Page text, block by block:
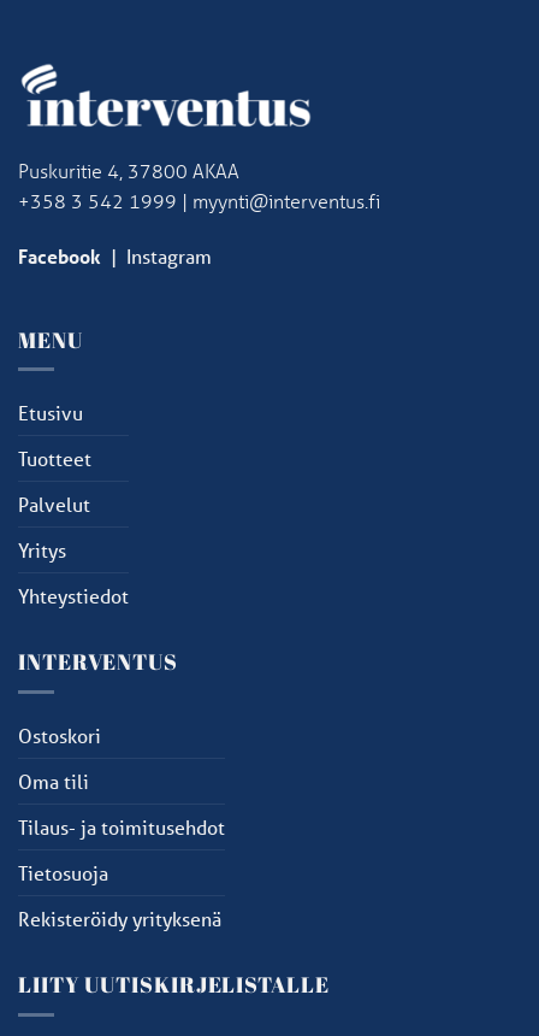
Puskuritie 4, 37800 AKAA
+358 3 542 1999 | myynti@interventus.fi
Facebook | Instagram
MENU
Etusivu
Tuotteet
Palvelut
Yritys
Yhteystiedot
INTERVENTUS
Ostoskori
Oma tili
Tilaus- ja toimitusehdot
Tietosuoja
Rekisteröidy yrityksenä
LIITY UUTISKIRJELISTALLE